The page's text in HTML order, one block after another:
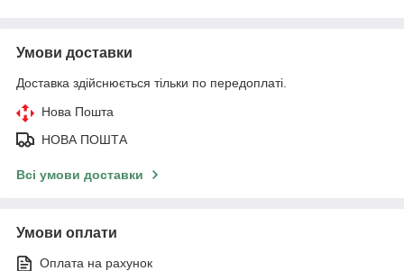
Умови доставки
Доставка здійснюється тільки по передоплаті.
Нова Пошта
НОВА ПОШТА
Всі умови доставки
Умови оплати
Оплата на рахунок